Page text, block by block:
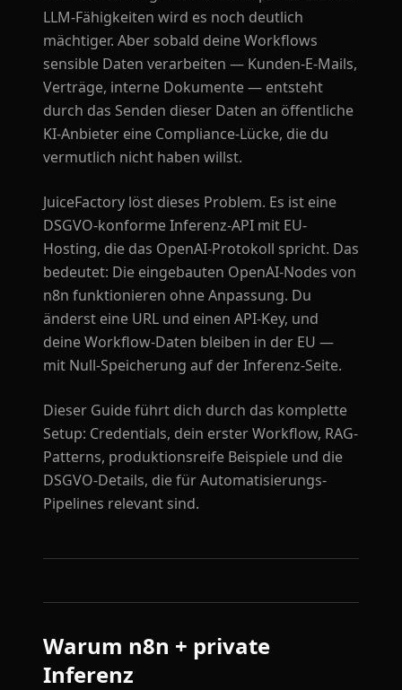
LLM-Fähigkeiten wird es noch deutlich
mächtiger. Aber sobald deine Workflows
sensible Daten verarbeiten — Kunden-E-Mails,
Verträge, interne Dokumente — entsteht
durch das Senden dieser Daten an öffentliche
KI-Anbieter eine Compliance-Lücke, die du
vermutlich nicht haben willst.
JuiceFactory löst dieses Problem. Es ist eine
DSGVO-konforme Inferenz-API mit EU-
Hosting, die das OpenAI-Protokoll spricht. Das
bedeutet: Die eingebauten OpenAI-Nodes von
n8n funktionieren ohne Anpassung. Du
änderst eine URL und einen API-Key, und
deine Workflow-Daten bleiben in der EU —
mit Null-Speicherung auf der Inferenz-Seite.
Dieser Guide führt dich durch das komplette
Setup: Credentials, dein erster Workflow, RAG-
Patterns, produktionsreife Beispiele und die
DSGVO-Details, die für Automatisierungs-
Pipelines relevant sind.
Warum n8n + private
Inferenz